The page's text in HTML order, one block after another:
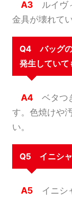
A3 ルイヴ
金具が壊れて
Q4 バッグの
発生していて
A4 ベタつ
す。色焼けや
い。
Q5 イニシャ
A5 イニシ